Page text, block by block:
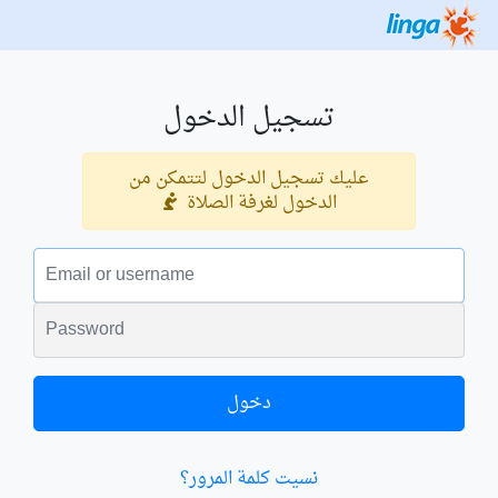
تسجيل الدخول
عليك تسجيل الدخول لتتمكن من
الدخول لغرفة الصلاة
البريد الالكتروني
الكلمة السرية
دخول
نسيت كلمة المرور؟